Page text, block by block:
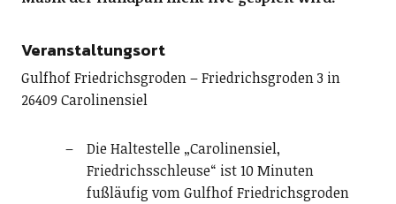
Veranstaltungsort
Gulfhof Friedrichsgroden – Friedrichsgroden 3 in
26409 Carolinensiel
Die Haltestelle „Carolinensiel,
Friedrichsschleuse“ ist 10 Minuten
fußläufig vom Gulfhof Friedrichsgroden